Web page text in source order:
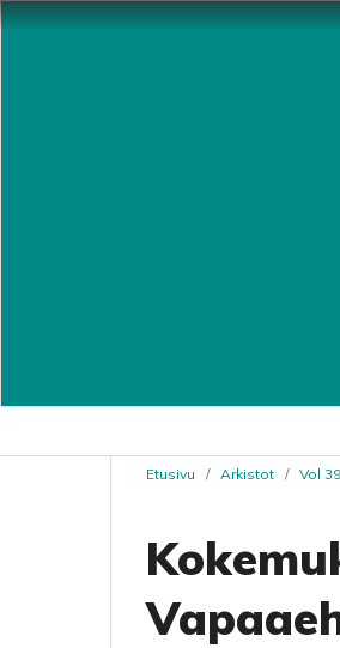
Etusivu / Arkistot / Vol